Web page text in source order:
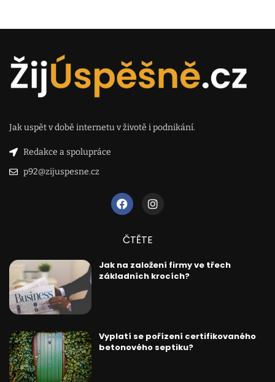
Jak uspět v době internetu v životě i podnikání.
Redakce a spolupráce
p92@zijuspesne.cz
ČTĚTE
Jak na založení firmy ve třech
základních krocích?
Vyplatí se pořízení certifikovaného
betonového septiku?